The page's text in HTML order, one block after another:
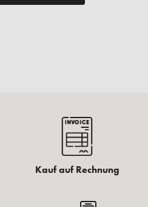
Kauf auf Rechnung